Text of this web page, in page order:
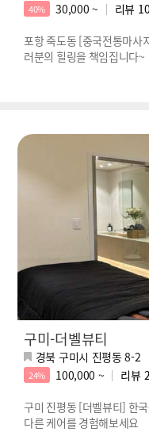
40% 30,000 ~ 리뷰
포항 죽도동 [중국전통마사
러분의 힐링을 책임집니다~
구미-더벨뷰티
경북 구미시 진평동 8-2
24% 100,000 ~ 리뷰
구미 진평동 [더벨뷰티] 한
다른 케어를 경험해보세요